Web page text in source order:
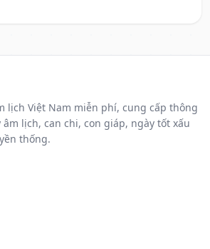
lịch Việt Nam miễn phí, cung cấp thông
lịch, can chi, con giáp, ngày tốt xấu
thống.